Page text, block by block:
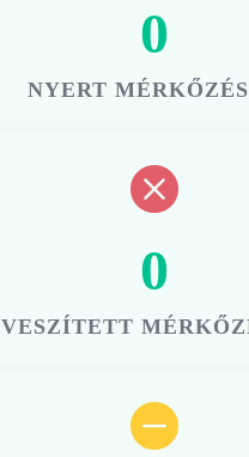
0
NYERT
0
VESZÍTETT